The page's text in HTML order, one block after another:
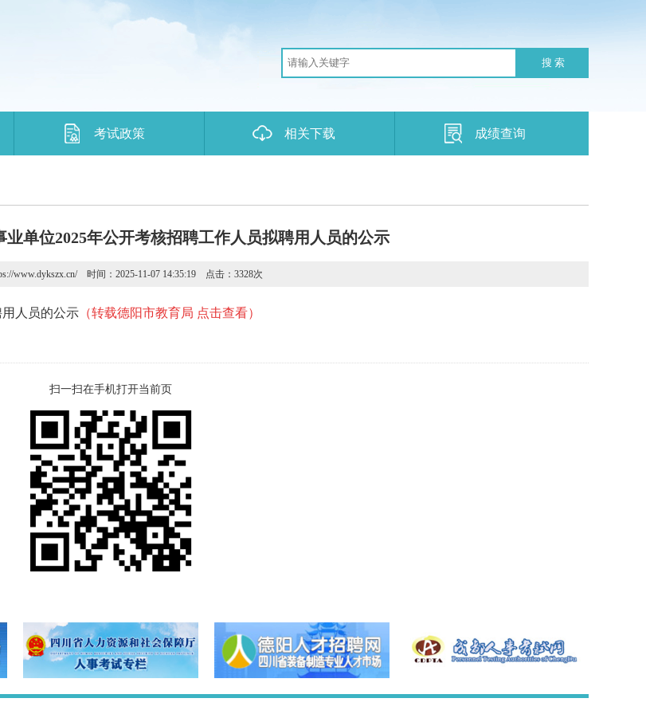
搜 索
考试政策 相关下载 成绩查询
单位2025年公开考核招聘工作人员拟聘用人员的公示
www.dykszx.cn/ 时间：2025-11-07 14:35:19 点击：3328次
人员的公示 （转载德阳市教育局 点击查看）
扫一扫在手机打开当前页